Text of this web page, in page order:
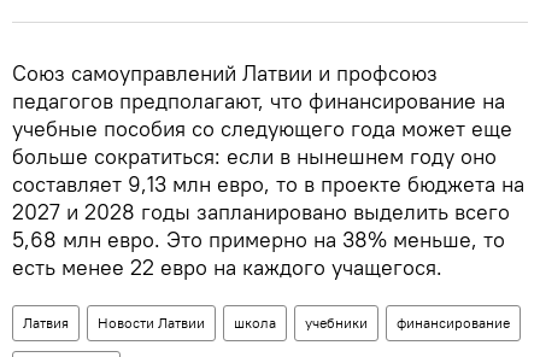
Союз самоуправлений Латвии и профсоюз
педагогов предполагают, что финансирование на
учебные пособия со следующего года может еще
больше сократиться: если в нынешнем году оно
составляет 9,13 млн евро, то в проекте бюджета на
2027 и 2028 годы запланировано выделить всего
5,68 млн евро. Это примерно на 38% меньше, то
есть менее 22 евро на каждого учащегося.
Латвия Новости Латвии школа учебники финансирование